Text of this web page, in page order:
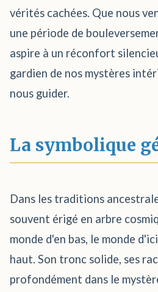
vérités cachées. Que nous
une période de
aspire à un réconfort
gardien de nos mystères
nous guider.
La symbolique
Dans les traditions
souvent érigé en arbre
monde d'en bas, le monde
haut. Son tronc solide, ses
profondément dans le